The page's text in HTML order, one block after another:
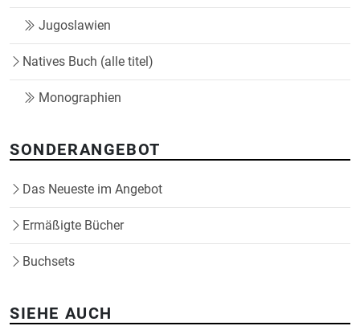
Jugoslawien
Natives Buch (alle titel)
Monographien
SONDERANGEBOT
Das Neueste im Angebot
Ermäßigte Bücher
Buchsets
SIEHE AUCH